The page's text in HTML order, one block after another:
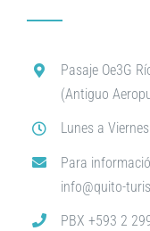
Pasaje Oe3G
(Antiguo
Lunes a
Para
info@quito-
PBX +593 2